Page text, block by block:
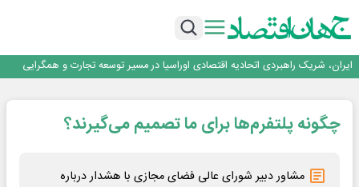
برنده این رقابت داستان‌نویسی، انسان نبود!
ایران، شریک راهبردی اتحادیه اقتصادی اوراسیا در مسیر توسعه تجارت و همگرایی
منطقه‌ای
جمنای دستیار اصلی گوشی‌های اندرویدی می‌شود
برنده این رقابت داستان‌نویسی، انسان نبود!
برگزاری آیین نکوداشت فعالان مواکب مرز شلمچه توسط شهرداری منطقه یک
منطقه‌ای
چگونه پلتفرم‌ها برای ما تصمیم می‌گیرند؟
مشاور دبیر شورای عالی فضای مجازی با هشدار درباره